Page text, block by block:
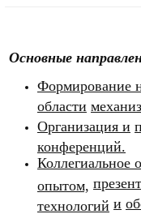
Основные
Формирование
области
Организация и
конференций.
Коллегиальное
опытом,
технологий и